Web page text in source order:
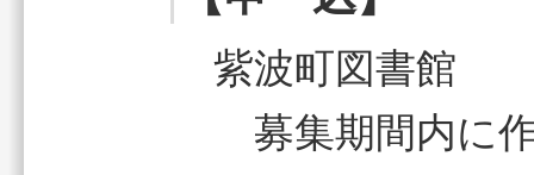
紫波町図書館
募集期間内に作